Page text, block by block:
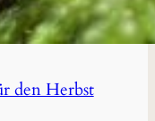
den Herbst